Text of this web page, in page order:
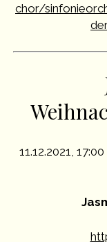
chor/
11.12.2021,